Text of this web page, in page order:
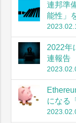
連邦準
能性」
2022年
連報告
になる